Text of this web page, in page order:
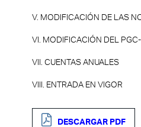
V. MODIFICACIÓN DE LAS
VI. MODIFICACIÓN DEL
VII. CUENTAS ANUALES
VIII. ENTRADA EN VIGOR
DESCARGAR PDF